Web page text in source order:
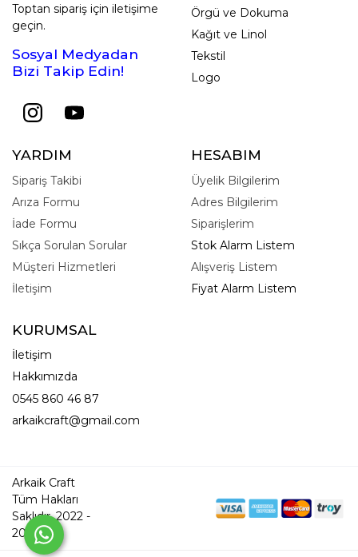
Toptan sipariş için iletişime
geçin.
Sosyal Medyadan
Bizi Takip Edin!
Örgü ve Dokuma
Kağıt ve Linol
Tekstil
Logo
YARDIM
Sipariş Takibi
Arıza Formu
İade Formu
Sıkça Sorulan Sorular
Müşteri Hizmetleri
İletişim
HESABIM
Üyelik Bilgilerim
Adres Bilgilerim
Siparişlerim
Stok Alarm Listem
Alışveriş Listem
Fiyat Alarm Listem
KURUMSAL
İletişim
Hakkımızda
0545 860 46 87
arkaikcraft@gmail.com
Arkaik Craft
Tüm Hakları
Saklıdır. 2022 -
2026